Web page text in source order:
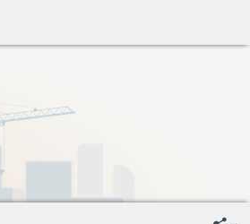
флага Российской Федерации
внутренних дел РФ
Ленинграда от фашистской